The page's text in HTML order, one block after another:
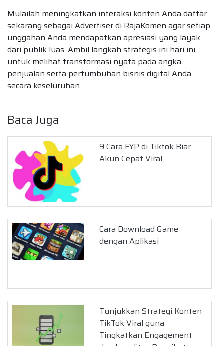
Mulailah meningkatkan interaksi konten Anda daftar
sekarang sebagai Advertiser di RajaKomen agar setiap
unggahan Anda mendapatkan apresiasi yang layak
dari publik luas. Ambil langkah strategis ini hari ini
untuk melihat transformasi nyata pada angka
penjualan serta pertumbuhan bisnis digital Anda
secara keseluruhan.
Baca Juga
9 Cara FYP di Tiktok Biar
Akun Cepat Viral
Cara Download Game
dengan Aplikasi
Tunjukkan Strategi Konten
TikTok Viral guna
Tingkatkan Engagement